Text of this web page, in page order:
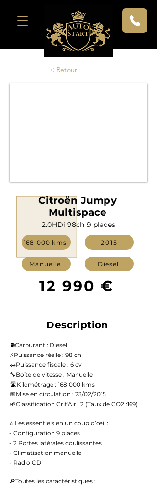
< Retour
2.0HDi 98ch 9 places
12 990 €
Citroën Jumpy
Multispace
2015
168 000 kms
Diesel
Manuelle
Description
⛽️Carburant : Diesel
⚡️Puissance réelle : 98 ch
🚗Puissance fiscale : 6 cv
🔧Boîte de vitesse : Manuelle
🛣️Kilométrage : 168 000 kms
📅Mise en circulation : 23/02/2015
🌱Classification Crit'Air : 2 (Taux de CO2 :169)
⭐ Les essentiels en un coup d’œil :
- Configuration 9 places
- 2 Portes latérales coulissantes
- Climatisation manuelle
- Radio CD
🔎Toutes les caractéristiques :